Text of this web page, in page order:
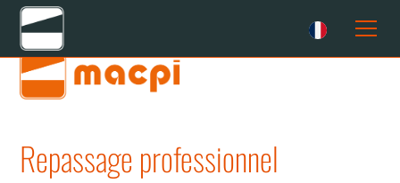
Repassage professionnel